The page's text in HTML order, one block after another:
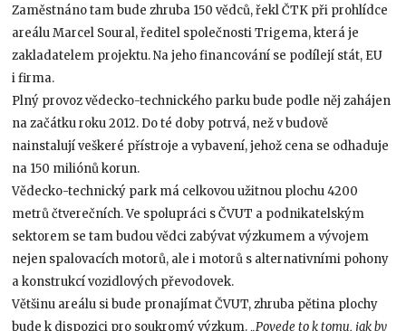
Zaměstnáno tam bude zhruba 150 vědců, řekl ČTK při prohlídce
areálu Marcel Soural, ředitel společnosti Trigema, která je
zakladatelem projektu. Na jeho financování se podílejí stát, EU
i firma.
Plný provoz vědecko-technického parku bude podle něj zahájen
na začátku roku 2012. Do té doby potrvá, než v budově
nainstalují veškeré přístroje a vybavení, jehož cena se odhaduje
na 150 miliónů korun.
Vědecko-technický park má celkovou užitnou plochu 4200
metrů čtverečních. Ve spolupráci s ČVUT a podnikatelským
sektorem se tam budou vědci zabývat výzkumem a vývojem
nejen spalovacích motorů, ale i motorů s alternativními pohony
a konstrukcí vozidlových převodovek.
Většinu areálu si bude pronajímat ČVUT, zhruba pětina plochy
bude k dispozici pro soukromý výzkum.„Povede to k tomu, jak by